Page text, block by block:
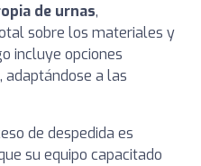
de urnas,
sobre los materiales y
incluye opciones
adaptándose a las
de despedida es
su equipo capacitado